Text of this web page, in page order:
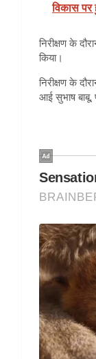
विकास पर
निरीक्षण के
किया।
निरीक्षण के
आई सुभाष बाबू,